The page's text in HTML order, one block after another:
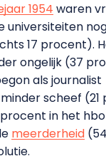
1954 waren
universiteiten
17 procent).
ongelijk (37
als
scheef
in het
meerderheid